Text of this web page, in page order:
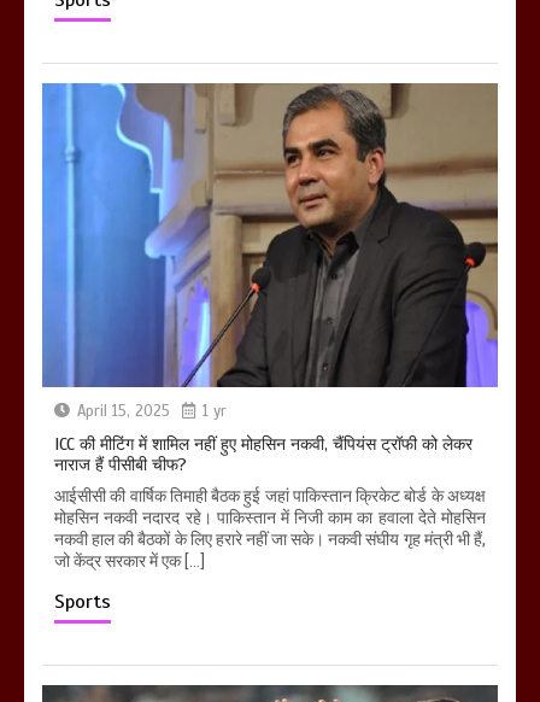
April 15, 2025 1 yr
ICC की मीटिंग में शामिल नहीं हुए मोहसिन नकवी, चैंपियंस ट्रॉफी को लेकर
नाराज हैं पीसीबी चीफ?
आईसीसी की वार्षिक तिमाही बैठक हुई जहां पाकिस्तान क्रिकेट बोर्ड के अध्यक्ष
मोहसिन नकवी नदारद रहे। पाकिस्तान में निजी काम का हवाला देते मोहसिन
नकवी हाल की बैठकों के लिए हरारे नहीं जा सके। नकवी संघीय गृह मंत्री भी हैं,
जो केंद्र सरकार में एक […]
Sports